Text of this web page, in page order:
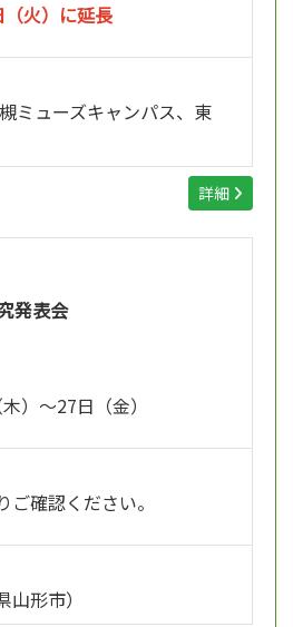
火）に延長
ミューズキャンパス、東
詳細
発表会
）～27日（金）
確認ください。
形市）